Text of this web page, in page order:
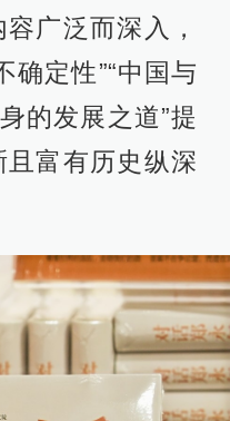
广泛而深入，
确定性”“中国与
的发展之道”提
富有历史纵深